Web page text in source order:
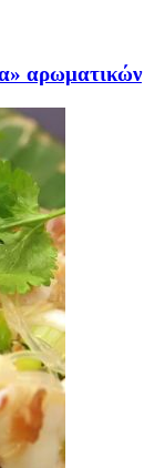
αρωματικών